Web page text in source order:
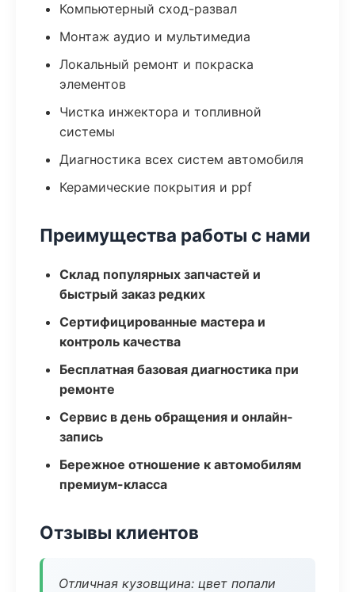
Компьютерный сход-развал
Монтаж аудио и мультимедиа
Локальный ремонт и покраска
элементов
Чистка инжектора и топливной
системы
Диагностика всех систем автомобиля
Керамические покрытия и ppf
Преимущества работы с нами
Склад популярных запчастей и
быстрый заказ редких
Сертифицированные мастера и
контроль качества
Бесплатная базовая диагностика при
ремонте
Сервис в день обращения и онлайн-
запись
Бережное отношение к автомобилям
премиум-класса
Отзывы клиентов
Отличная кузовщина: цвет попали